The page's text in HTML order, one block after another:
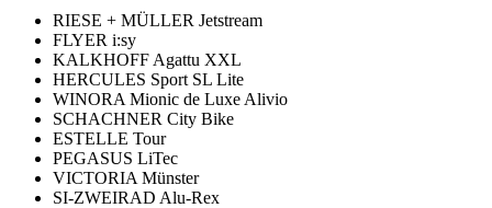
RIESE + MÜLLER Jetstream
FLYER i:sy
KALKHOFF Agattu XXL
HERCULES Sport SL Lite
WINORA Mionic de Luxe Alivio
SCHACHNER City Bike
ESTELLE Tour
PEGASUS LiTec
VICTORIA Münster
SI-ZWEIRAD Alu-Rex